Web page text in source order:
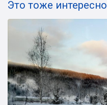
Это тоже интересно